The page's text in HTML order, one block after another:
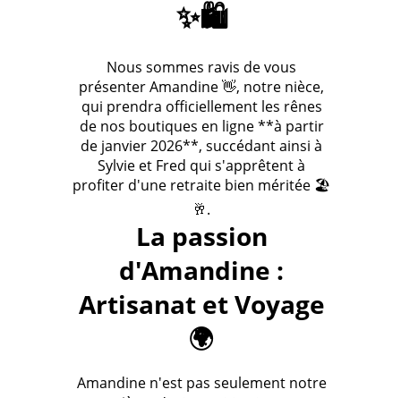
✨🛍️
Nous sommes ravis de vous
présenter Amandine 👋, notre nièce,
qui prendra officiellement les rênes
de nos boutiques en ligne **à partir
de janvier 2026**, succédant ainsi à
Sylvie et Fred qui s'apprêtent à
profiter d'une retraite bien méritée 🏖️
🥂.
La passion
d'Amandine :
Artisanat et Voyage
🌍
Amandine n'est pas seulement notre